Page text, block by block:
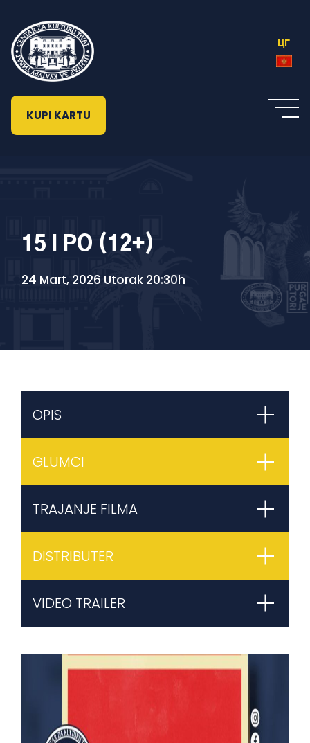
ЦГ
KUPI KARTU
15 I PO (12+)
24 Mart, 2026 Utorak 20:30h
OPIS
GLUMCI
TRAJANJE FILMA
DISTRIBUTER
VIDEO TRAILER